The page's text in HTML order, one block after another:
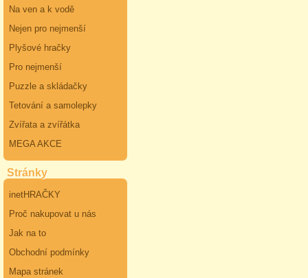
Na ven a k vodě
Nejen pro nejmenší
Plyšové hračky
Pro nejmenší
Puzzle a skládačky
Tetování a samolepky
Zvířata a zvířátka
MEGA AKCE
Stránky
inetHRAČKY
Proč nakupovat u nás
Jak na to
Obchodní podmínky
Mapa stránek